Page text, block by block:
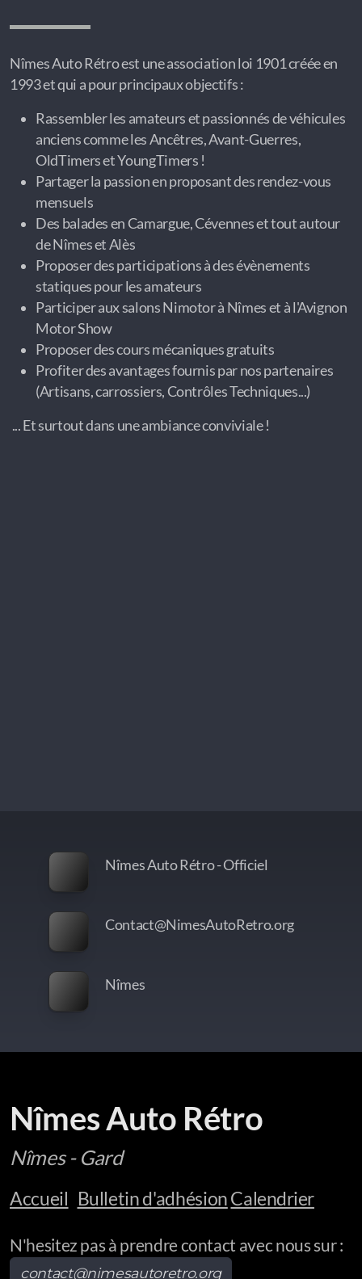
Nîmes Auto Rétro est une association loi 1901 créée en
1993 et qui a pour principaux objectifs :
Rassembler les amateurs et passionnés de véhicules
anciens comme les Ancêtres, Avant-Guerres,
OldTimers et YoungTimers !
Partager la passion en proposant des rendez-vous
mensuels
Des balades en Camargue, Cévennes et tout autour
de Nîmes et Alès
Proposer des participations à des évènements
statiques pour les amateurs
Participer aux salons Nimotor à Nîmes et à l'Avignon
Motor Show
Proposer des cours mécaniques gratuits
Profiter des avantages fournis par nos partenaires
(Artisans, carrossiers, Contrôles Techniques...)
... Et surtout dans une ambiance conviviale !
Nîmes Auto Rétro - Officiel
Contact@NimesAutoRetro.org
Nîmes
Nîmes Auto Rétro
Nîmes - Gard
Accueil Bulletin d'adhésionCalendrier
N'hesitez pas à prendre contact avec nous sur :
contact@nimesautoretro.org